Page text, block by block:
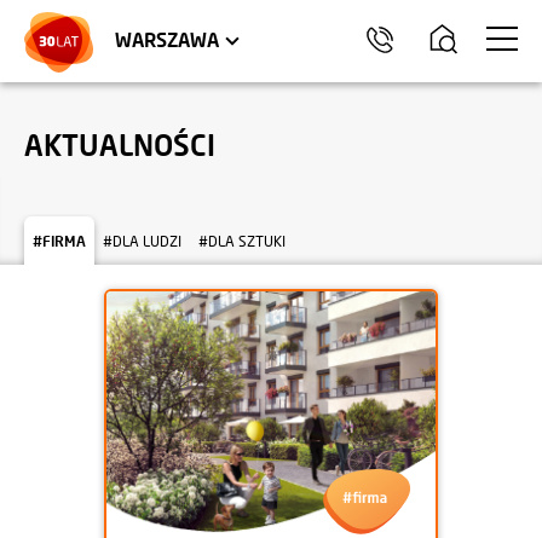
WARSZAWA
HEL
AKTUALNOŚCI
#FIRMA #DLA LUDZI #DLA SZTUKI